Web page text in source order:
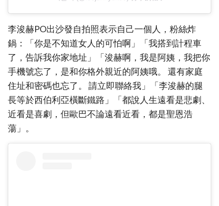
李浚赫PO出沙發自拍照表示自己一個人，粉絲炸
鍋：「你是不知道女人的可怕啊」「我搭到計程車
了，告訴我你家地址」「浚赫啊，我是阿姨，我把你
手機號忘了，是和你格外親近的阿姨哦。 還有家庭
住址和密碼也忘了。 請立即聯絡我」「李浚赫的腿
長等於西伯利亞橫斷鐵路」「都說人生遠看是悲劇、
近看是喜劇，但歐巴不論遠看近看，都是聖恩浩
蕩」。